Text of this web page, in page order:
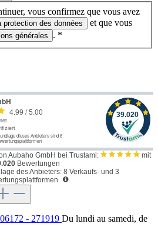
vous confirmez que vous avez
protection des données
et que vous
générales . *
Aubaho GmbH bei Trustami:
mit
Bewertungen
des Anbieters: 8 Verkaufs- und 3
06172 - 271919 Du lundi au samedi, de